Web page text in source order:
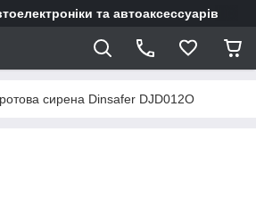
та автоаксессуарів
сирена Dinsafer DJD012O